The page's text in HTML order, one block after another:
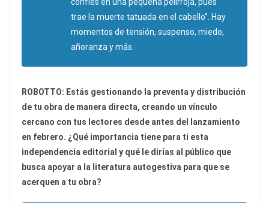
trae la muerte tatuada en el cabello”. Hay
momentos de tensión, suspenso, miedo,
añoranza y más.
ROBOTTO: Estás gestionando la preventa y distribución
de tu obra de manera directa, creando un vínculo
cercano con tus lectores desde antes del lanzamiento
en febrero. ¿Qué importancia tiene para ti esta
independencia editorial y qué le dirías al público que
busca apoyar a la literatura autogestiva para que se
acerquen a tu obra?